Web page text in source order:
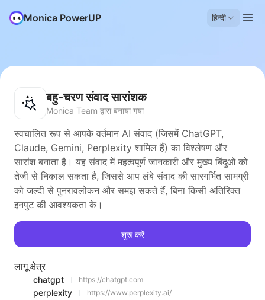
Monica PowerUP हिन्दी
बहु-चरण संवाद सारांशक
Monica Team द्वारा बनाया गया
स्वचालित रूप से आपके वर्तमान AI संवाद (जिसमें ChatGPT,
Claude, Gemini, Perplexity शामिल हैं) का विश्लेषण और
सारांश बनाता है। यह संवाद में महत्वपूर्ण जानकारी और मुख्य बिंदुओं को
तेजी से निकाल सकता है, जिससे आप लंबे संवाद की सारगर्भित सामग्री
को जल्दी से पुनरावलोकन और समझ सकते हैं, बिना किसी अतिरिक्त
इनपुट की आवश्यकता के।
शुरू करें
लागू क्षेत्र
chatgpt https://chatgpt.com
perplexity https://www.perplexity.ai/